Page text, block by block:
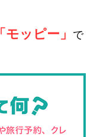
「モッピー」
で